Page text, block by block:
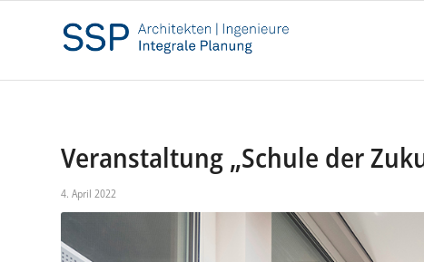
Veranstaltung „Schule der
4. April 2022